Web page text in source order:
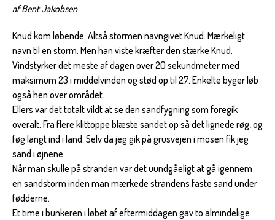
af Bent Jakobsen
Knud kom løbende. Altså stormen navngivet Knud. Mærkeligt
navn til en storm. Men han viste kræfter den stærke Knud.
Vindstyrker det meste af dagen over 20 sekundmeter med
maksimum 23 i middelvinden og stød op til 27. Enkelte byger løb
også hen over området.
Ellers var det totalt vildt at se den sandfygning som foregik
overalt. Fra flere klittoppe blæste sandet op så det lignede røg, og
føg langt ind i land. Selv da jeg gik på grusvejen i mosen fik jeg
sand i øjnene.
Når man skulle på stranden var det uundgåeligt at gå igennem
en sandstorm inden man mærkede strandens faste sand under
fødderne.
Et time i bunkeren i løbet af eftermiddagen gav to almindelige